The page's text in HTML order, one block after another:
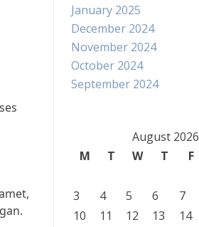
January 2025
December 2024
November 2024
October 2024
September 2024
August 2026
M
T W T F
3
4 5 6 7
10
11 12 13 14